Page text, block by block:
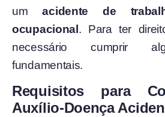
umacidente de
ocupacional. Para ter
necessário cumprir
fundamentais.
Requisitos para
Auxílio-Doença